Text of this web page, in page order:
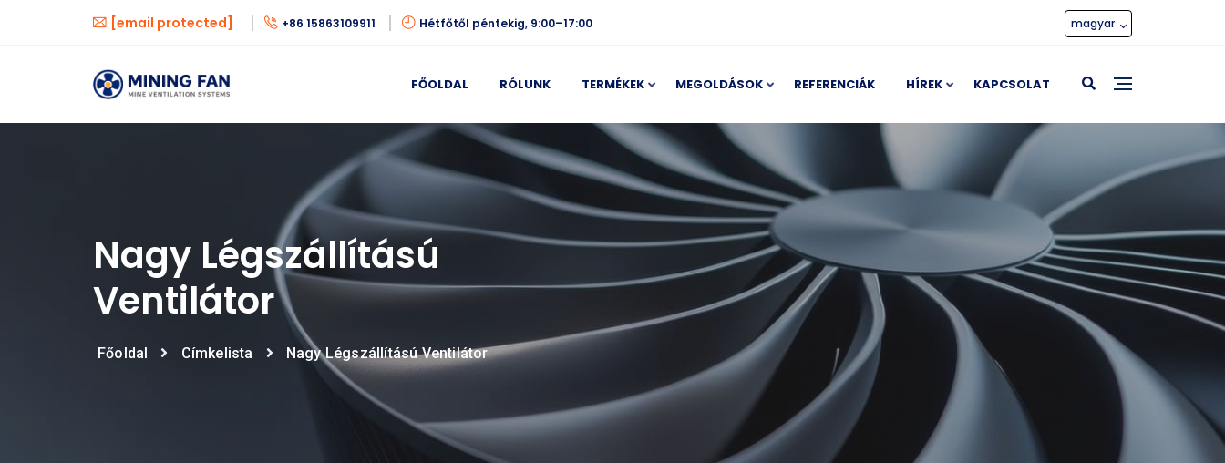
[email protected] +86 15863109911 Hétfőtől péntekig, 9:00–17:00 magyar
FŐOLDAL RÓLUNK TERMÉKEK MEGOLDÁSOK REFERENCIÁK HÍREK KAPCSOLAT
Nagy Légszállítású
Ventilátor
Főoldal Címkelista Nagy Légszállítású Ventilátor